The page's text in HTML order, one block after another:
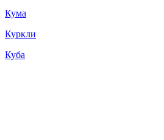
Кума
Куркли
Куба